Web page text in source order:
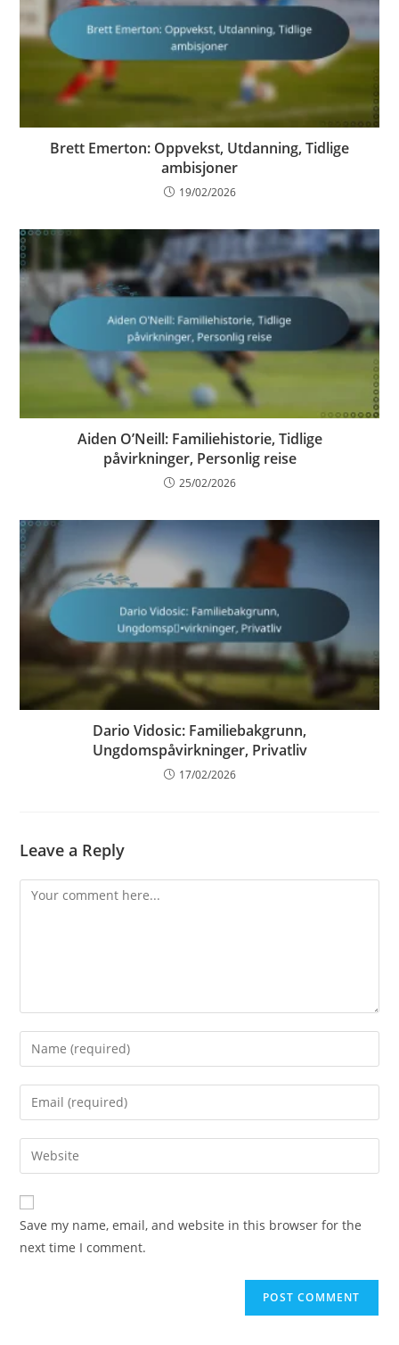
Brett Emerton: Oppvekst, Utdanning, Tidlige
ambisjoner
19/02/2026
Aiden O’Neill: Familiehistorie, Tidlige
påvirkninger, Personlig reise
25/02/2026
Dario Vidosic: Familiebakgrunn,
Ungdomspåvirkninger, Privatliv
17/02/2026
Leave a Reply
Comment
Enter
your
name
comment
Enter
your
email
address
comment
Enter
your
website
URL
(optional)
Save my name, email, and website in this browser for the
next time I comment.